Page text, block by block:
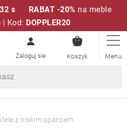
s RABAT -20% na meble
| Kod: DOPPLER20
KOSZYK
z niskim oparciem